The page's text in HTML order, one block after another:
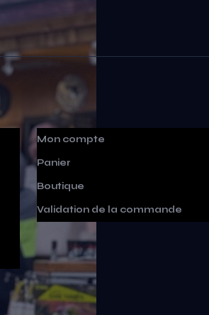
Mon compte
Panier
Boutique
Validation de la commande